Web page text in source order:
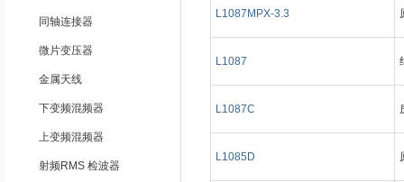
L1087MPX-3.3
L1087
L1087C
L1085D
同轴连接器
微片变压器
金属天线
下变频混频器
上变频混频器
射频RMS 检波器